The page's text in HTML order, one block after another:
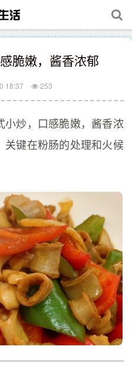
脆嫩，酱香浓郁
18:37 253
炒，口感脆嫩，酱香浓
键在粉肠的处理和火候